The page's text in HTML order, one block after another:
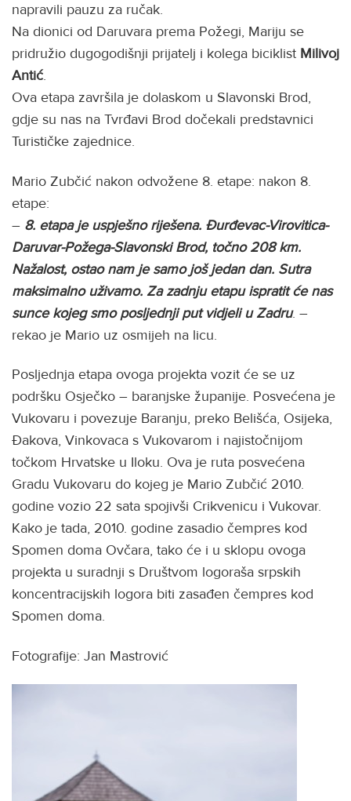
napravili pauzu za ručak.
Na dionici od Daruvara prema Požegi, Mariju se
pridružio dugogodišnji prijatelj i kolega biciklist Milivoj
Antić.
Ova etapa završila je dolaskom u Slavonski Brod,
gdje su nas na Tvrđavi Brod dočekali predstavnici
Turističke zajednice.
Mario Zubčić nakon odvožene 8. etape: nakon 8.
etape:
– 8. etapa je uspješno riješena. Đurđevac-Virovitica-
Daruvar-Požega-Slavonski Brod, točno 208 km.
Nažalost, ostao nam je samo još jedan dan. Sutra
maksimalno uživamo. Za zadnju etapu ispratit će nas
sunce kojeg smo posljednji put vidjeli u Zadru. –
rekao je Mario uz osmijeh na licu.
Posljednja etapa ovoga projekta vozit će se uz
podršku Osječko – baranjske županije. Posvećena je
Vukovaru i povezuje Baranju, preko Belišća, Osijeka,
Đakova, Vinkovaca s Vukovarom i najistočnijom
točkom Hrvatske u Iloku. Ova je ruta posvećena
Gradu Vukovaru do kojeg je Mario Zubčić 2010.
godine vozio 22 sata spojivši Crikvenicu i Vukovar.
Kako je tada, 2010. godine zasadio čempres kod
Spomen doma Ovčara, tako će i u sklopu ovoga
projekta u suradnji s Društvom logoraša srpskih
koncentracijskih logora biti zasađen čempres kod
Spomen doma.
Fotografije: Jan Mastrović